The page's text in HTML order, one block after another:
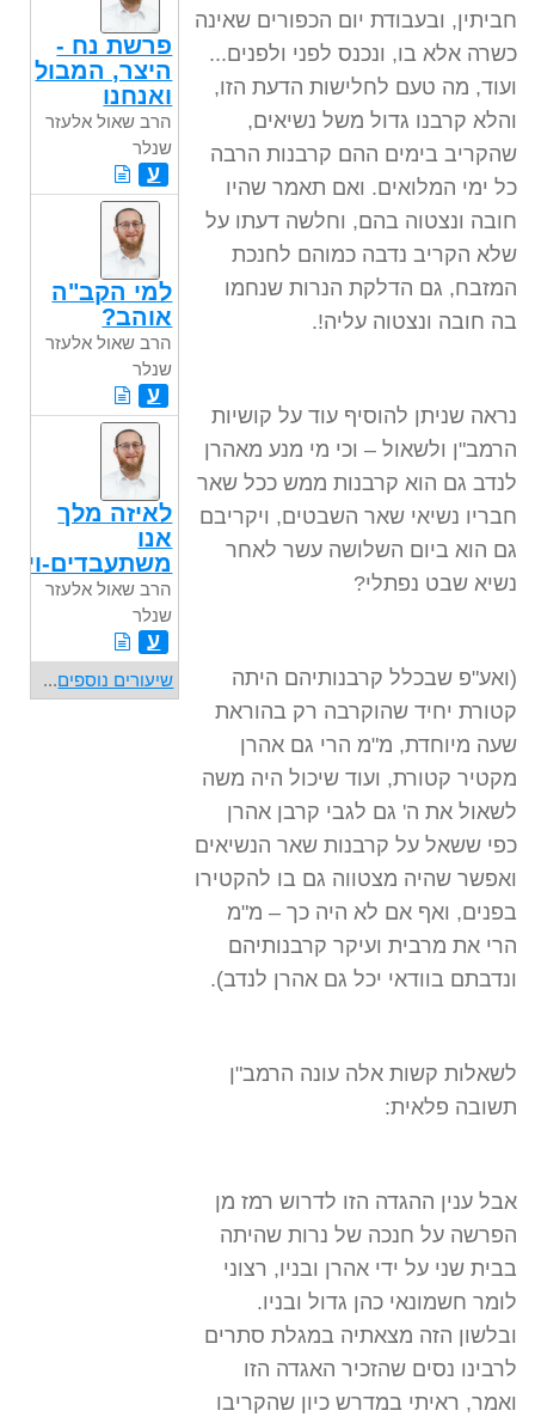
חביתין, ובעבודת יום הכפורים שאינה
כשרה אלא בו, ונכנס לפני ולפנים...
ועוד, מה טעם לחלישות הדעת הזו,
והלא קרבנו גדול משל נשיאים,
שהקריב בימים ההם קרבנות הרבה
כל ימי המלואים. ואם תאמר שהיו
חובה ונצטוה בהם, וחלשה דעתו על
שלא הקריב נדבה כמוהם לחנכת
המזבח, גם הדלקת הנרות שנחמו
בה חובה ונצטוה עליה!.
נראה שניתן להוסיף עוד על קושיות
הרמב"ן ולשאול – וכי מי מנע מאהרן
לנדב גם הוא קרבנות ממש ככל שאר
חבריו נשיאי שאר השבטים, ויקריבם
גם הוא ביום השלושה עשר לאחר
נשיא שבט נפתלי?
(ואע"פ שבכלל קרבנותיהם היתה
קטורת יחיד שהוקרבה רק בהוראת
שעה מיוחדת, מ"מ הרי גם אהרן
מקטיר קטורת, ועוד שיכול היה משה
לשאול את ה' גם לגבי קרבן אהרן
כפי ששאל על קרבנות שאר הנשיאים
ואפשר שהיה מצטווה גם בו להקטירו
בפנים, ואף אם לא היה כך – מ"מ
הרי את מרבית ועיקר קרבנותיהם
ונדבתם בוודאי יכל גם אהרן לנדב).
לשאלות קשות אלה עונה הרמב"ן
תשובה פלאית:
אבל ענין ההגדה הזו לדרוש רמז מן
הפרשה על חנכה של נרות שהיתה
בבית שני על ידי אהרן ובניו, רצוני
לומר חשמונאי כהן גדול ובניו.
ובלשון הזה מצאתיה במגלת סתרים
לרבינו נסים שהזכיר האגדה הזו
ואמר, ראיתי במדרש כיון שהקריבו
פרשת נח -
היצר, המבול
ואנחנו
הרב שאול אלעזר
שנלר
ע
למי הקב"ה
אוהב?
הרב שאול אלעזר
שנלר
ע
לאיזה מלך
אנו
משתעבדים-
הרב שאול אלעזר
שנלר
ע
שיעורים נוספים...